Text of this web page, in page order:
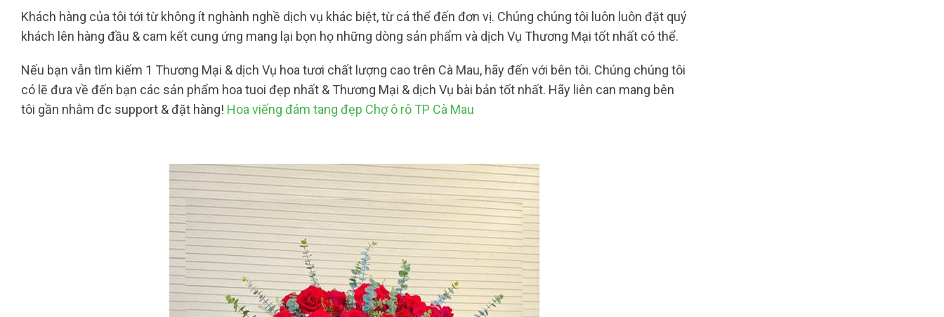
Khách hàng của tôi tới từ không ít nghành nghề dịch vụ khác biệt, từ cá thể đến đơn vị. Chúng chúng tôi luôn luôn đặt quý
khách lên hàng đầu & cam kết cung ứng mang lại bọn họ những dòng sản phẩm và dịch Vụ Thương Mại tốt nhất có thể.
Nếu bạn vẫn tìm kiếm 1 Thương Mại & dịch Vụ hoa tươi chất lượng cao trên Cà Mau, hãy đến với bên tôi. Chúng chúng tôi
có lẽ đưa về đến bạn các sản phẩm hoa tuoi đẹp nhất & Thương Mại & dịch Vụ bài bản tốt nhất. Hãy liên can mang bên
tôi gần nhằm đc support & đặt hàng! Hoa viếng đám tang đẹp Chợ ô rô TP Cà Mau